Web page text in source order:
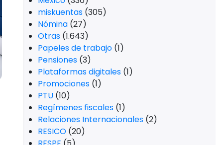
miskuentas (305)
Nómina (27)
Otras (1.643)
Papeles de trabajo (1)
Pensiones (3)
Plataformas digitales (1)
Promociones (1)
PTU (10)
Regímenes fiscales (1)
Relaciones Internacionales (2)
RESICO (20)